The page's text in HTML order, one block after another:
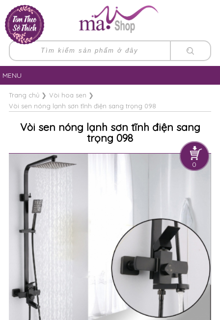
0
MENU
Trang chủ❯ Vòi hoa sen ❯
Vòi sen nóng lạnh sơn tĩnh điện sang trọng 098
Vòi sen nóng lạnh sơn tĩnh điện sang
trọng 098